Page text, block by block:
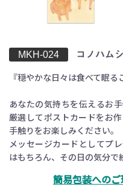
MKH-024 コノハム
『穏やかな日々は食べて眠る
あなたの気持ちを伝えるお
厳選してポストカードをお
手触りをお楽しみください。
メッセージカードとしてプ
はもちろん、その日の気分で
簡易包装への
お買い物を続け